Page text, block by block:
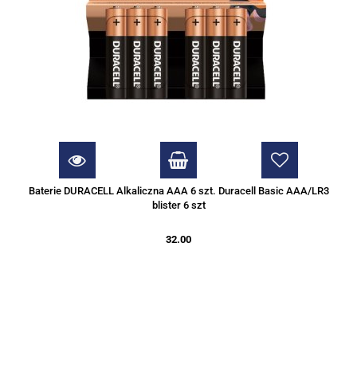
Baterie DURACELL Alkaliczna AAA 6 szt. Duracell Basic AAA/LR3
blister 6 szt
32.00